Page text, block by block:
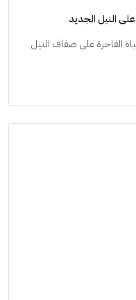
النيل الجديد
الفاخرة على ضفاف النيل